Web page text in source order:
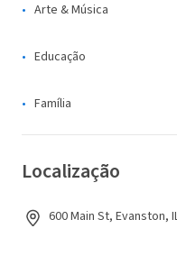
Arte & Música
Educação
Família
Localização
600 Main St, Evanston,